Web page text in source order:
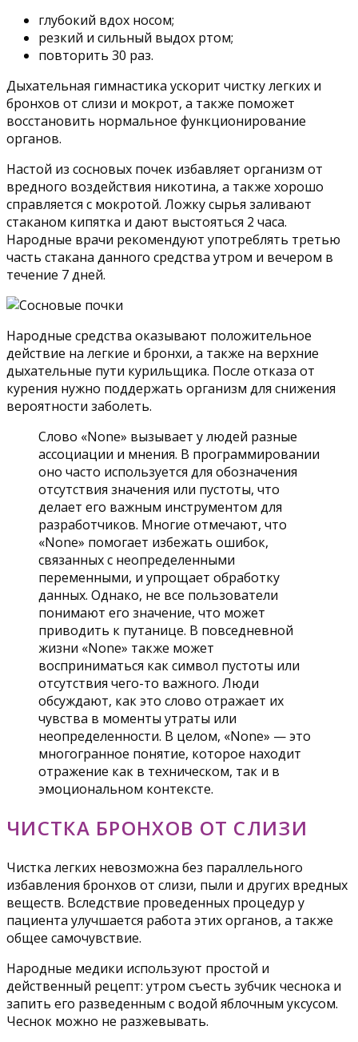
глубокий вдох носом;
резкий и сильный выдох ртом;
повторить 30 раз.
Дыхательная гимнастика ускорит чистку легких и
бронхов от слизи и мокрот, а также поможет
восстановить нормальное функционирование
органов.
Настой из сосновых почек избавляет организм от
вредного воздействия никотина, а также хорошо
справляется с мокротой. Ложку сырья заливают
стаканом кипятка и дают выстояться 2 часа.
Народные врачи рекомендуют употреблять третью
часть стакана данного средства утром и вечером в
течение 7 дней.
Народные средства оказывают положительное
действие на легкие и бронхи, а также на верхние
дыхательные пути курильщика. После отказа от
курения нужно поддержать организм для снижения
вероятности заболеть.
Слово «None» вызывает у людей разные
ассоциации и мнения. В программировании
оно часто используется для обозначения
отсутствия значения или пустоты, что
делает его важным инструментом для
разработчиков. Многие отмечают, что
«None» помогает избежать ошибок,
связанных с неопределенными
переменными, и упрощает обработку
данных. Однако, не все пользователи
понимают его значение, что может
приводить к путанице. В повседневной
жизни «None» также может
восприниматься как символ пустоты или
отсутствия чего-то важного. Люди
обсуждают, как это слово отражает их
чувства в моменты утраты или
неопределенности. В целом, «None» — это
многогранное понятие, которое находит
отражение как в техническом, так и в
эмоциональном контексте.
ЧИСТКА БРОНХОВ ОТ СЛИЗИ
Чистка легких невозможна без параллельного
избавления бронхов от слизи, пыли и других вредных
веществ. Вследствие проведенных процедур у
пациента улучшается работа этих органов, а также
общее самочувствие.
Народные медики используют простой и
действенный рецепт: утром съесть зубчик чеснока и
запить его разведенным с водой яблочным уксусом.
Чеснок можно не разжевывать.